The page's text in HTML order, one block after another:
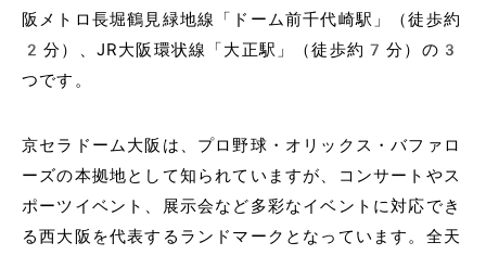
阪メトロ長堀鶴見緑地線「ドーム前千代崎駅」（徒歩約
2分）、JR大阪環状線「大正駅」（徒歩約7分）の3
つです。
京セラドーム大阪は、プロ野球・オリックス・バファロ
ーズの本拠地として知られていますが、コンサートやス
ポーツイベント、展示会など多彩なイベントに対応でき
る西大阪を代表するランドマークとなっています。全天